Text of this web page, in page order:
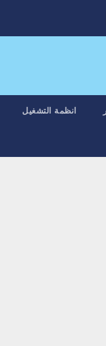
انظمة التشغيل